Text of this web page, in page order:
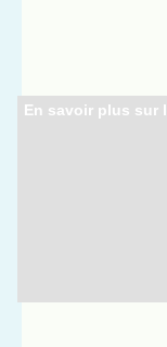
En savoir plus sur